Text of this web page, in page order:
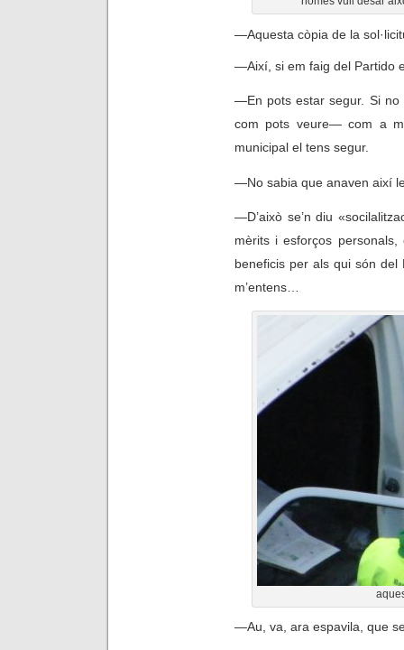
—Aquesta còpia de la
—Així, si em faig del Partido
—En pots estar segur. Si
com pots veure—com a
municipal el tens segur.
—No sabia que anaven així
—D’això se’n diu
mèrits i esforços
beneficis per als qui són del
m’entens…
—Au, va, ara espavila, que